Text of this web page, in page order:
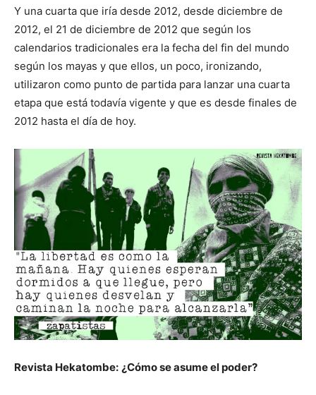
Y una cuarta que iría desde 2012, desde diciembre de
2012, el 21 de diciembre de 2012 que según los
calendarios tradicionales era la fecha del fin del mundo
según los mayas y que ellos, un poco, ironizando,
utilizaron como punto de partida para lanzar una cuarta
etapa que está todavía vigente y que es desde finales de
2012 hasta el día de hoy.
Revista Hekatombe: ¿Cómo se asume el poder?